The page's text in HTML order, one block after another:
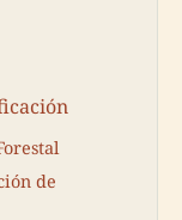
de